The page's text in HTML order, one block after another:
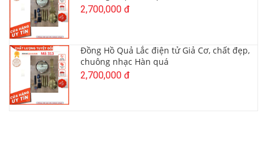
2,700,000 đ
Đồng Hồ Quả Lắc điện tử Giả Cơ, chất đẹp,
chuông nhạc Hàn quá
2,700,000 đ